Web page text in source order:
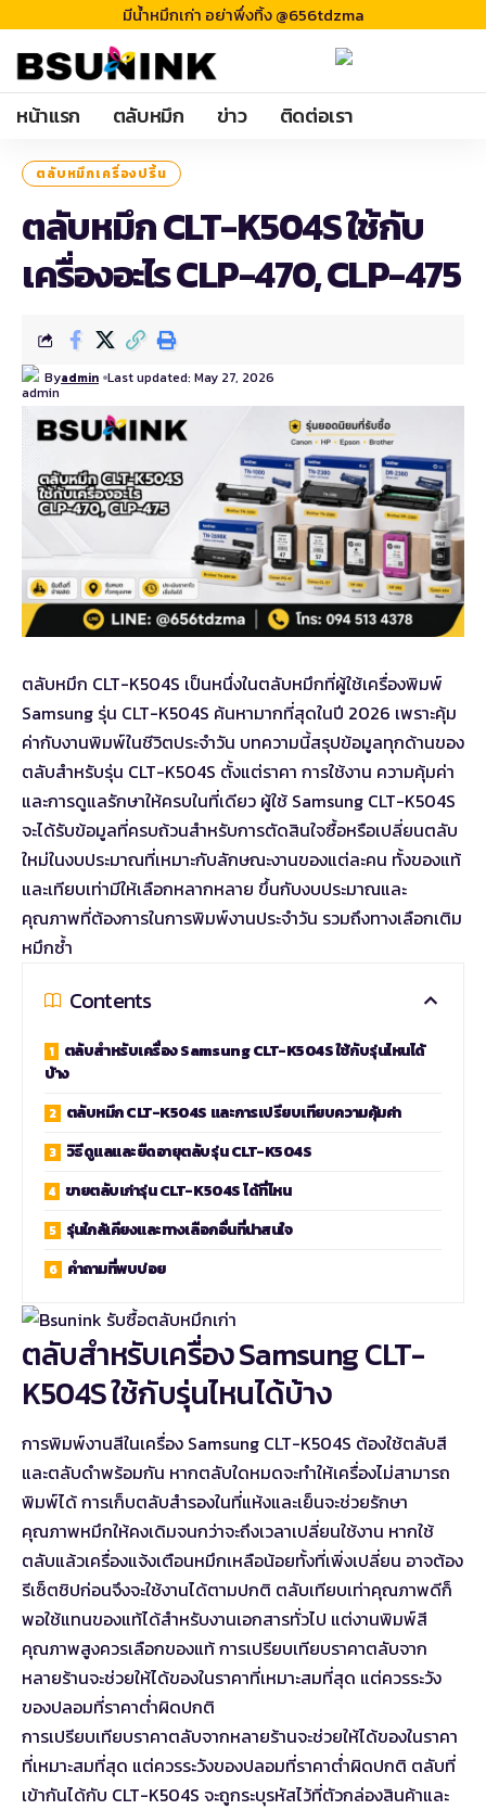
มีน้ำหมึกเก่า อย่าพึ่งทิ้ง @656tdzma
หน้าแรก ตลับหมึก ข่าว ติดต่อเรา
ตลับหมึกเครื่องปริ้น
ตลับหมึก CLT-K504S ใช้กับ
เครื่องอะไร CLP-470, CLP-475
Byadmin Last updated: May 27, 2026
ตลับหมึก CLT-K504S เป็นหนึ่งในตลับหมึกที่ผู้ใช้เครื่องพิมพ์
Samsung รุ่น CLT-K504S ค้นหามากที่สุดในปี 2026 เพราะคุ้ม
ค่ากับงานพิมพ์ในชีวิตประจำวัน บทความนี้สรุปข้อมูลทุกด้านของ
ตลับสำหรับรุ่น CLT-K504S ตั้งแต่ราคา การใช้งาน ความคุ้มค่า
และการดูแลรักษาให้ครบในที่เดียว ผู้ใช้ Samsung CLT-K504S
จะได้รับข้อมูลที่ครบถ้วนสำหรับการตัดสินใจซื้อหรือเปลี่ยนตลับ
ใหม่ในงบประมาณที่เหมาะกับลักษณะงานของแต่ละคน ทั้งของแท้
และเทียบเท่ามีให้เลือกหลากหลาย ขึ้นกับงบประมาณและ
คุณภาพที่ต้องการในการพิมพ์งานประจำวัน รวมถึงทางเลือกเติม
หมึกซ้ำ
Contents
ตลับสำหรับเครื่อง Samsung CLT-K504S ใช้กับรุ่นไหนได้
บ้าง
ตลับหมึก CLT-K504S และการเปรียบเทียบความคุ้มค่า
วิธีดูแลและยืดอายุตลับรุ่น CLT-K504S
ขายตลับเก่ารุ่น CLT-K504S ได้ที่ไหน
รุ่นใกล้เคียงและทางเลือกอื่นที่น่าสนใจ
คำถามที่พบบ่อย
ตลับสำหรับเครื่อง Samsung CLT-
K504S ใช้กับรุ่นไหนได้บ้าง
การพิมพ์งานสีในเครื่อง Samsung CLT-K504S ต้องใช้ตลับสี
และตลับดำพร้อมกัน หากตลับใดหมดจะทำให้เครื่องไม่สามารถ
พิมพ์ได้ การเก็บตลับสำรองในที่แห้งและเย็นจะช่วยรักษา
คุณภาพหมึกให้คงเดิมจนกว่าจะถึงเวลาเปลี่ยนใช้งาน หากใช้
ตลับแล้วเครื่องแจ้งเตือนหมึกเหลือน้อยทั้งที่เพิ่งเปลี่ยน อาจต้อง
รีเซ็ตชิปก่อนจึงจะใช้งานได้ตามปกติ ตลับเทียบเท่าคุณภาพดีก็
พอใช้แทนของแท้ได้สำหรับงานเอกสารทั่วไป แต่งานพิมพ์สี
คุณภาพสูงควรเลือกของแท้ การเปรียบเทียบราคาตลับจาก
หลายร้านจะช่วยให้ได้ของในราคาที่เหมาะสมที่สุด แต่ควรระวัง
ของปลอมที่ราคาต่ำผิดปกติ
การเปรียบเทียบราคาตลับจากหลายร้านจะช่วยให้ได้ของในราคา
ที่เหมาะสมที่สุด แต่ควรระวังของปลอมที่ราคาต่ำผิดปกติ ตลับที่
เข้ากันได้กับ CLT-K504S จะถูกระบุรหัสไว้ที่ตัวกล่องสินค้าและ